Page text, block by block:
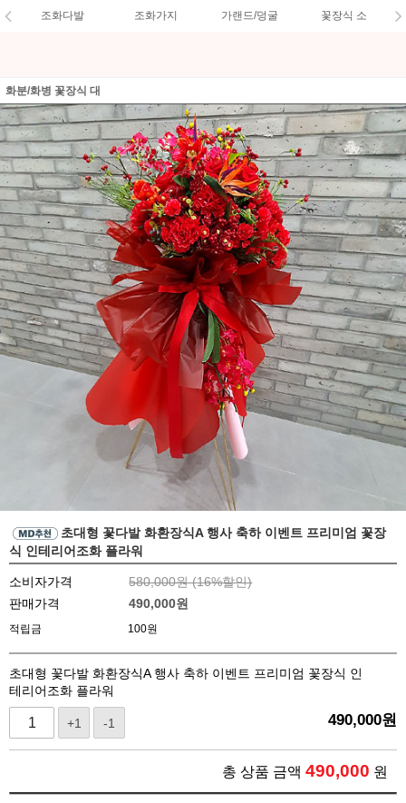
조화다발 조화가지 가랜드/덩굴 꽃장식 소
화분/화병 꽃장식 대
초대형 꽃다발 화환장식A 행사 축하 이벤트 프리미엄 꽃장
식 인테리어조화 플라워
소비자가격 580,000원 (16%할인)
판매가격
490,000원
적립금 100원
초대형 꽃다발 화환장식A 행사 축하 이벤트 프리미엄 꽃장식 인
테리어조화 플라워
+1 -1 490,000원
총 상품 금액 490,000 원